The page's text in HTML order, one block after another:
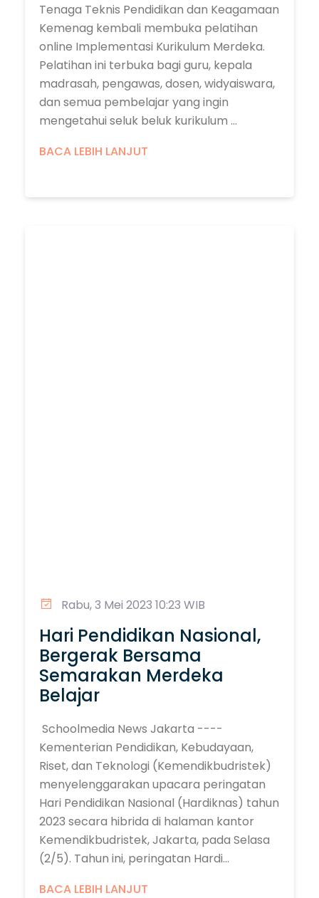
Tenaga Teknis Pendidikan dan Keagamaan
Kemenag kembali membuka pelatihan
online Implementasi Kurikulum Merdeka.
Pelatihan ini terbuka bagi guru, kepala
madrasah, pengawas, dosen, widyaiswara,
dan semua pembelajar yang ingin
mengetahui seluk beluk kurikulum ...
BACA LEBIH LANJUT
Rabu, 3 Mei 2023 10:23 WIB
Hari Pendidikan Nasional,
Bergerak Bersama
Semarakan Merdeka
Belajar
Schoolmedia News Jakarta ----
Kementerian Pendidikan, Kebudayaan,
Riset, dan Teknologi (Kemendikbudristek)
menyelenggarakan upacara peringatan
Hari Pendidikan Nasional (Hardiknas) tahun
2023 secara hibrida di halaman kantor
Kemendikbudristek, Jakarta, pada Selasa
(2/5). Tahun ini, peringatan Hardi...
BACA LEBIH LANJUT